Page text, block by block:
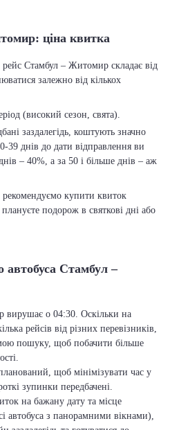
ціна квитка
рейс Стамбул – Житомир складає від
залежно від кількох
(високий сезон, свята).
заздалегідь, коштують значно
39 днів до дати відправлення ви
– 40%, а за 50 і більше днів – аж
купити квиток
подорож в святкові дні або
автобуса Стамбул –
вирушає о 04:30. Оскільки на
рейсів від різних перевізників,
пошуку, щоб побачити більше
щоб мінімізувати час у
зупинки передбачені.
на бажану дату та місце
автобуса з панорамними вікнами),